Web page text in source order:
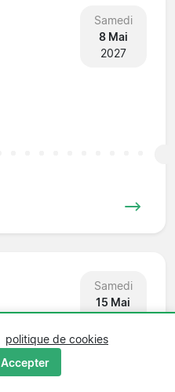
Samedi
8 Mai
2027
Samedi
15 Mai
politique de cookies
Accepter